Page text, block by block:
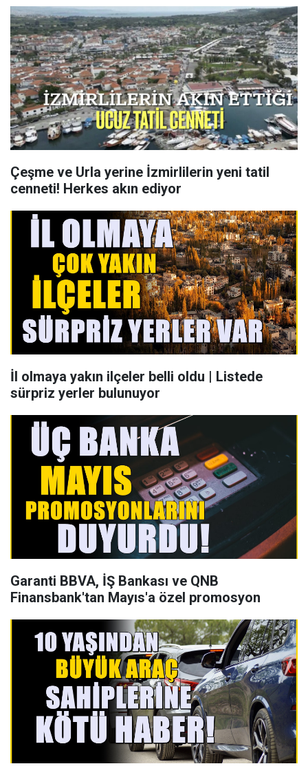
Çeşme ve Urla yerine İzmirlilerin yeni tatil
cenneti! Herkes akın ediyor
İl olmaya yakın ilçeler belli oldu | Listede
sürpriz yerler bulunuyor
Garanti BBVA, İŞ Bankası ve QNB
Finansbank'tan Mayıs'a özel promosyon